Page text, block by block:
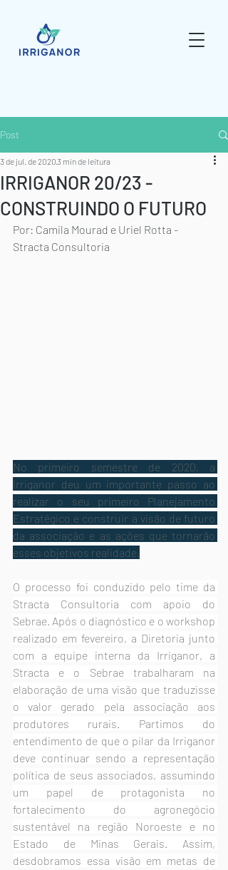
Post
IRRIGANOR 20/23 -
CONSTRUINDO O FUTURO
3 de jul. de 20203 min de leitura
Por: Camila Mourad e Uriel Rotta -
Stracta Consultoria
No primeiro semestre de 2020, a
Irriganor deu um importante passo ao
realizar o seu primeiro Planejamento
Estratégico e construir a visão de futuro
da associação e as ações que tornarão
esses objetivos realidade.
O processo foi conduzido pelo time da
Stracta Consultoria com apoio do
Sebrae. Após o diagnóstico e o workshop
realizado em fevereiro, a Diretoria junto
com a equipe interna da Irriganor, a
Stracta e o Sebrae trabalharam na
elaboração de uma visão que traduzisse
o valor gerado pela associação aos
produtores rurais. Partimos do
entendimento de que o pilar da Irriganor
deve continuar sendo a representação
política de seus associados, assumindo
um papel de protagonista no
fortalecimento do agronegócio
sustentável na região Noroeste e no
Estado de Minas Gerais. Assim,
desdobramos essa visão em metas de